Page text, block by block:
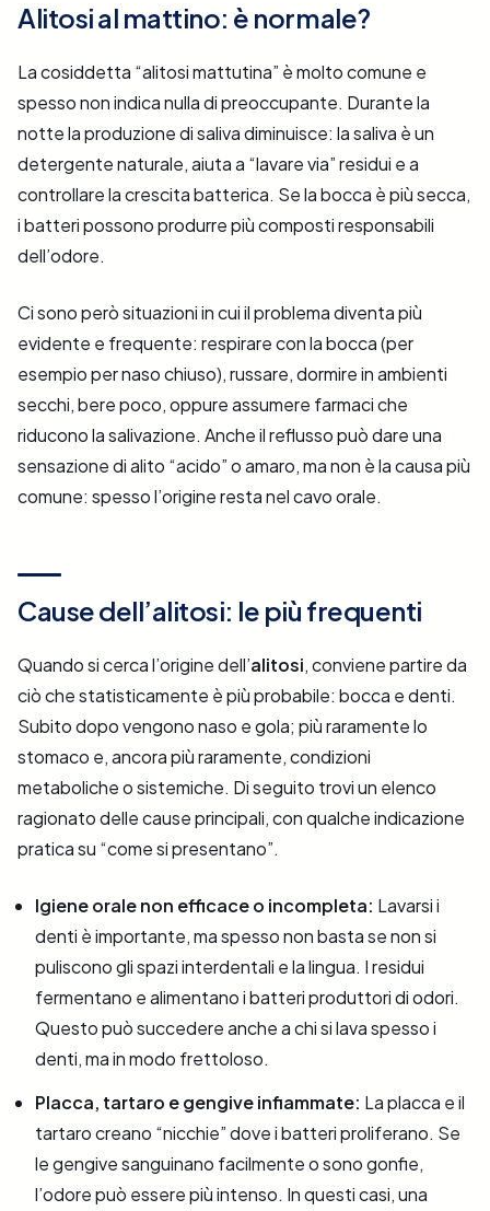
Alitosi al mattino: è normale?
La cosiddetta “alitosi mattutina” è molto comune e
spesso non indica nulla di preoccupante. Durante la
notte la produzione di saliva diminuisce: la saliva è un
detergente naturale, aiuta a “lavare via” residui e a
controllare la crescita batterica. Se la bocca è più secca,
i batteri possono produrre più composti responsabili
dell’odore.
Ci sono però situazioni in cui il problema diventa più
evidente e frequente: respirare con la bocca (per
esempio per naso chiuso), russare, dormire in ambienti
secchi, bere poco, oppure assumere farmaci che
riducono la salivazione. Anche il reflusso può dare una
sensazione di alito “acido” o amaro, ma non è la causa più
comune: spesso l’origine resta nel cavo orale.
Cause dell’alitosi: le più frequenti
Quando si cerca l’origine dell’alitosi, conviene partire da
ciò che statisticamente è più probabile: bocca e denti.
Subito dopo vengono naso e gola; più raramente lo
stomaco e, ancora più raramente, condizioni
metaboliche o sistemiche. Di seguito trovi un elenco
ragionato delle cause principali, con qualche indicazione
pratica su “come si presentano”.
Igiene orale non efficace o incompleta: Lavarsi i
denti è importante, ma spesso non basta se non si
puliscono gli spazi interdentali e la lingua. I residui
fermentano e alimentano i batteri produttori di odori.
Questo può succedere anche a chi si lava spesso i
denti, ma in modo frettoloso.
Placca, tartaro e gengive infiammate: La placca e il
tartaro creano “nicchie” dove i batteri proliferano. Se
le gengive sanguinano facilmente o sono gonfie,
l’odore può essere più intenso. In questi casi, una